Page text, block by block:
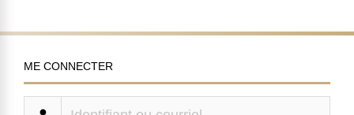
ME CONNECTER